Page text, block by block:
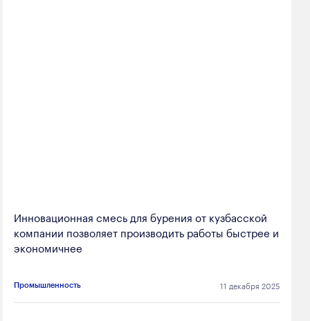
Инновационная смесь для бурения от кузбасской
компании позволяет производить работы быстрее и
экономичнее
Промышленность 11 декабря 2025